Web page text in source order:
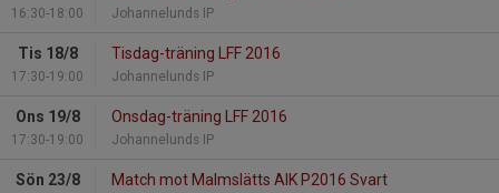
16:30-18:00 Johannelunds IP
Tis 18/8
17:30-19:00
Tisdag-träning LFF 2016
Johannelunds IP
Ons 19/8
17:30-19:00
Onsdag-träning LFF 2016
Johannelunds IP
Sön 23/8 Match mot Malmslätts AIK P2016 Svart